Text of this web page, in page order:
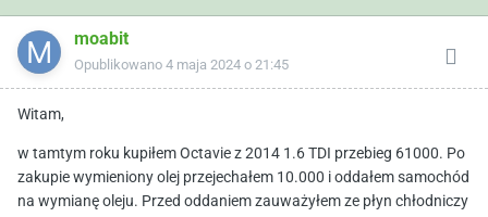
moabit
Opublikowano 4 maja 2024 o 21:45
Witam,
w tamtym roku kupiłem Octavie z 2014 1.6 TDI przebieg 61000. Po
zakupie wymieniony olej przejechałem 10.000 i oddałem samochód
na wymianę oleju. Przed oddaniem zauważyłem ze płyn chłodniczy